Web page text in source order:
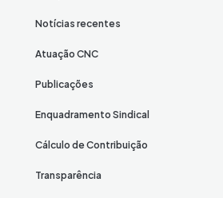
Notícias recentes
Atuação CNC
Publicações
Enquadramento Sindical
Cálculo de Contribuição
Transparência